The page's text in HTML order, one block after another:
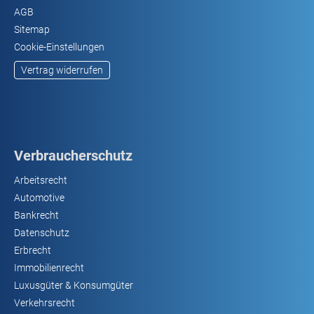
AGB
Sitemap
Cookie-Einstellungen
Vertrag widerrufen
Verbraucherschutz
Arbeitsrecht
Automotive
Bankrecht
Datenschutz
Erbrecht
Immobilienrecht
Luxusgüter & Konsumgüter
Verkehrsrecht